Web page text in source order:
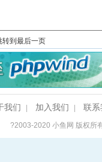
转到最后一页
我们 加入我们 联系
?2003-2020小鱼网 版权所